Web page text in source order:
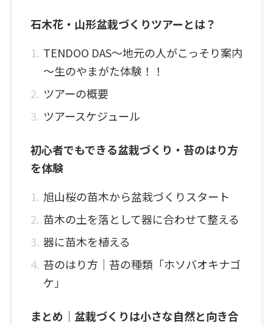
石木花・山形盆栽づくりツアーとは？
TENDOO DAS～地元の人がこっそり案内
～生のやまがた体験！！
ツアーの概要
ツアースケジュール
初心者でもできる盆栽づくり・苔のはり方
を体験
旭山桜の苗木から盆栽づくりスタート
苗木の土を落として器に合わせて整える
器に苗木を植える
苔のはり方｜苔の種類「ホソバオキナゴ
ケ」
まとめ｜盆栽づくりは小さな自然と向き合